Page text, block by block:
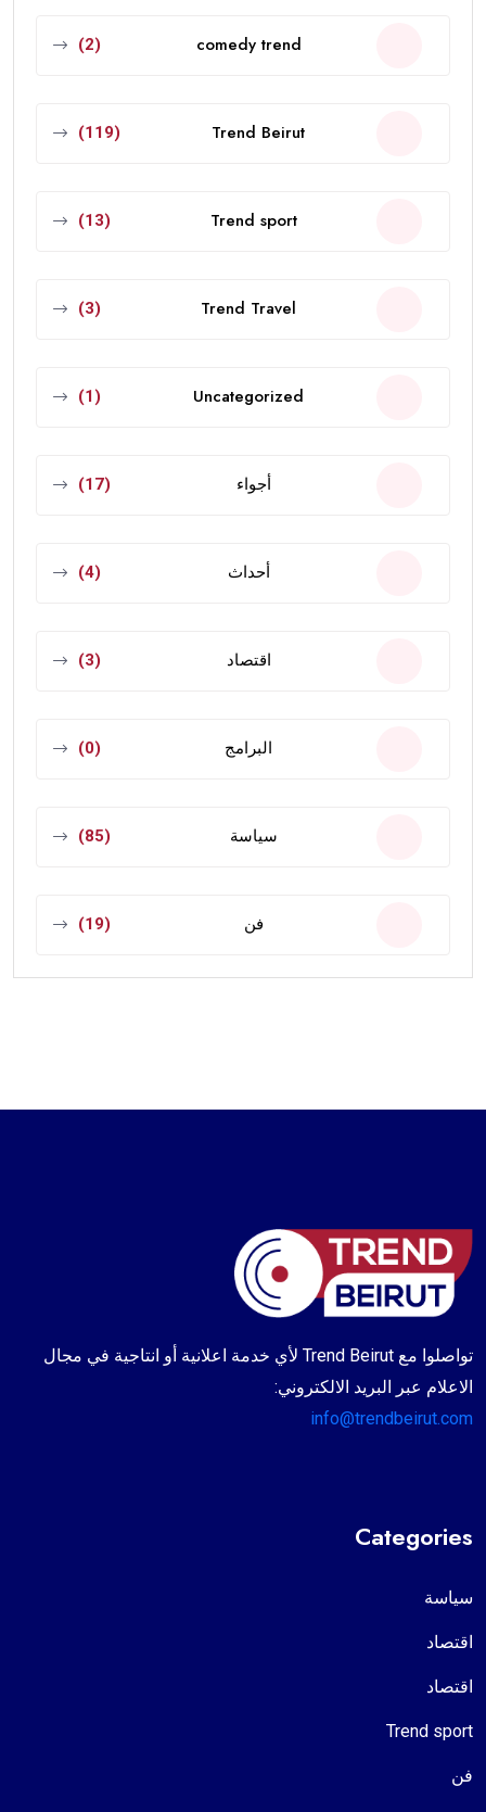
comedy trend
(2)
Trend Beirut
(119)
Trend sport
(13)
Trend Travel
(3)
Uncategorized
(1)
أجواء (17)
أحداث (4)
اقتصاد (3)
البرامج (0)
سياسة (85)
فن (19)
تواصلوا مع Trend Beirut لأي خدمة اعلانية أو انتاجية في مجال
الاعلام عبر البريد الالكتروني:
info@trendbeirut.com
Categories
سياسة
اقتصاد
اقتصاد
Trend sport
فن